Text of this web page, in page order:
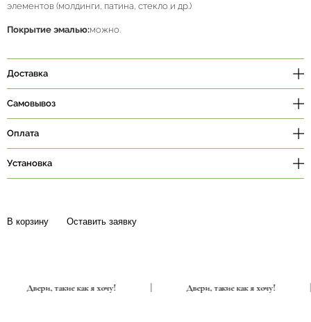
элементов (молдинги, патина, стекло и др.)
Покрытие эмалью:можно.
Доставка
Самовывоз
Оплата
Установка
В корзину Оставить заявку
Двери, такие как я хочу! Двери, такие как я хочу!